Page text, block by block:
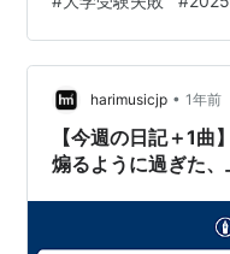
受験に関わる事すべて
🙀 しかし悪夢はここ
とってしまった次男。
う少し勉強しないと難
受かる可能性は80％
が面談の時に言われた
harimusicjp • 1年前
【今週の日記＋1
煽るように過ぎた、